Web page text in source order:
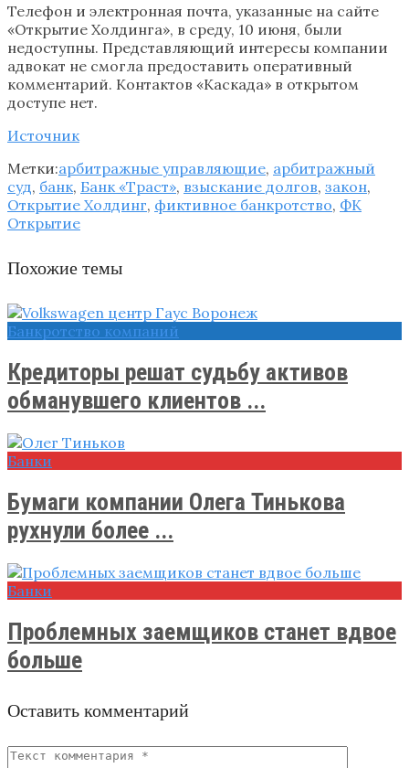
Телефон и электронная почта, указанные на сайте
«Открытие Холдинга», в среду, 10 июня, были
недоступны. Представляющий интересы компании
адвокат не смогла предоставить оперативный
комментарий. Контактов «Каскада» в открытом
доступе нет.
Источник
Метки:арбитражные управляющие, арбитражный
суд, банк, Банк «Траст», взыскание долгов, закон,
Открытие Холдинг, фиктивное банкротство, ФК
Открытие
Похожие темы
Банкротство компаний
Кредиторы решат судьбу активов
обманувшего клиентов ...
Банки
Бумаги компании Олега Тинькова
рухнули более ...
Банки
Проблемных заемщиков станет вдвое
больше
Оставить комментарий